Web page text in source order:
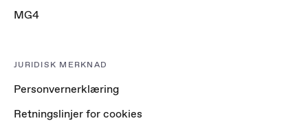
MG4
JURIDISK MERKNAD
Personvernerklæring
Retningslinjer for cookies